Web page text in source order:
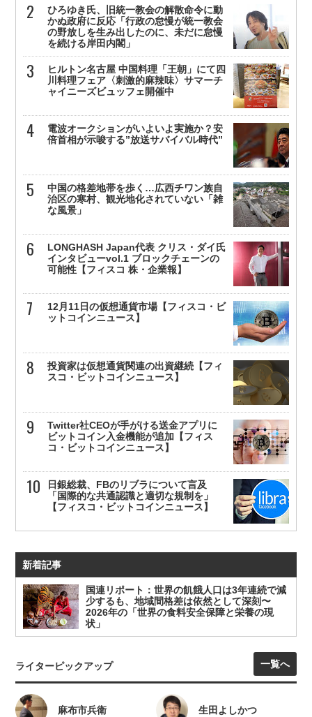
ひろゆき氏、旧統一教会の解散命令に動
かぬ政府に反応「行政の怠慢が統一教会
の野放しを生み出したのに、未だに怠慢
を続ける岸田内閣」
ヒルトン名古屋 中国料理「王朝」にて四
川料理フェア〈刺激的麻辣味〉サマーチ
ャイニーズビュッフェ開催中
電波オークションがいよいよ実施か？安
倍首相が示唆する”放送サバイバル時代”
中国の格差地帯を歩く…広西チワン族自
治区の寒村、観光地化されていない「雑
な風景」
LONGHASH Japan代表 クリス・ダイ氏
インタビューvol.1 ブロックチェーンの
可能性【フィスコ 株・企業報】
12月11日の仮想通貨市場【フィスコ・ビ
ットコインニュース】
投資家は仮想通貨関連の出資継続【フィ
スコ・ビットコインニュース】
Twitter社CEOが手がける送金アプリに
ビットコイン入金機能が追加【フィス
コ・ビットコインニュース】
日銀総裁、FBのリブラについて言及
「国際的な共通認識と適切な規制を」
【フィスコ・ビットコインニュース】
新着記事
国連リポート：世界の飢餓人口は3年連続で減
少するも、地域間格差は依然として深刻〜
2026年の「世界の食料安全保障と栄養の現
状」
ライターピックアップ 一覧へ
麻布市兵衛 生田よしかつ